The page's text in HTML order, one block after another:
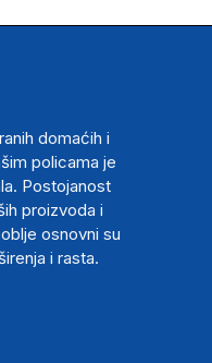
domaćih i
policama je
Postojanost
proizvoda i
osnovni su
i rasta.